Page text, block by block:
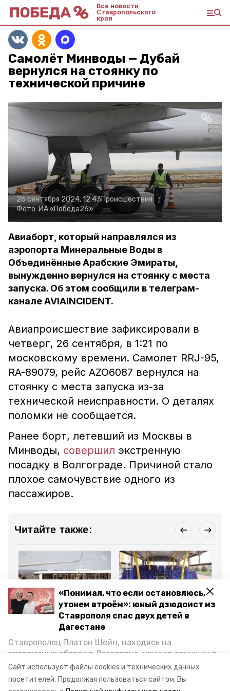
Сайт использует файлы cookies и технических данных
посетителей. Продолжая пользоваться сайтом, Вы
«Понимал, что если остановлюсь,
утонем втроём»: юный дзюдоист из
Ставрополя спас двух детей в
Дагестане
Ставрополец Платон Шейн, находясь на
спортивных сборах в Дегестане, увидел тонущих в
Каспийском море детей и бросился на помощь. По
возвращении домой, отважного мальчика
пригласили в министерство образования края и
Все новости
Ставропольского
края
Самолёт Минводы — Дубай
вернулся на стоянку по
технической причине
26 сентября 2024, 12:43Происшествия
Фото:ИА «Победа26»
Авиаборт, который направлялся из
аэропорта Минеральные Воды в
Объединённые Арабские Эмираты,
вынужденно вернулся на стоянку с места
запуска. Об этом сообщили в телеграм-
канале AVIAINCIDENT.
Авиапроисшествие зафиксировали в
четверг, 26 сентября, в 1:21 по
московскому времени. Самолет RRJ-95,
RA-89079, рейс AZO6087 вернулся на
стоянку с места запуска из-за
технической неисправности. О деталях
поломки не сообщается.
Ранее борт, летевший из Москвы в
Минводы, совершил экстренную
посадку в Волгограде. Причиной стало
плохое самочувствие одного из
пассажиров.
Читайте также:
Происшествия
9 сентября 2024, 11:06
На пассажирку рейса
Дубай — Минводы
составили протокол за
курение в самолёте
Общество
3 сентября 2024, 17:29
запустили в Ставрополе
Все новости